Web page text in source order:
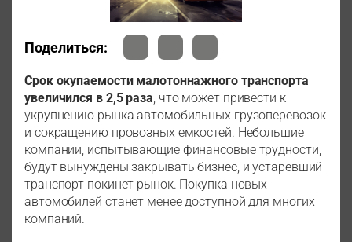
Поделиться:
Срок окупаемости малотоннажного транспорта
увеличился в 2,5 раза, что может привести к
укрупнению рынка автомобильных грузоперевозок
и сокращению провозных емкостей. Небольшие
компании, испытывающие финансовые трудности,
будут вынуждены закрывать бизнес, и устаревший
транспорт покинет рынок. Покупка новых
автомобилей станет менее доступной для многих
компаний.